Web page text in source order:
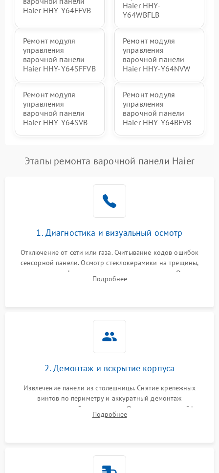
Haier HHY-Y64FFVB
Haier HHY-
Y64WBFLB
Ремонт модуля
управления
варочной панели
Haier HHY-Y64SFFVB
Ремонт модуля
управления
варочной панели
Haier HHY-Y64NVW
Ремонт модуля
управления
варочной панели
Haier HHY-Y64SVB
Ремонт модуля
управления
варочной панели
Haier HHY-Y64BFVB
Этапы ремонта варочной панели Haier
1. Диагностика и визуальный осмотр
Отключение от сети или газа. Считывание кодов ошибок
сенсорной панели. Осмотр стеклокерамики на трещины,
проверка конфорок на равномерность нагрева. Опрос
клиента о симптомах (не включается, не видит посуду,
Подробнее
2. Демонтаж и вскрытие корпуса
Извлечение панели из столешницы. Снятие крепежных
винтов по периметру и аккуратный демонтаж
стеклокерамической поверхности. Отсоединение шлейфов
сенсорного блока для доступа к силовым платам, катушкам
Подробнее